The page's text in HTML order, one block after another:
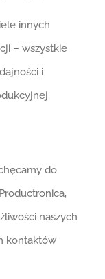
innych
– wszystkie
i
do
naszych
kontaktów